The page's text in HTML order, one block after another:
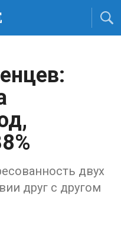
двух
друг с другом